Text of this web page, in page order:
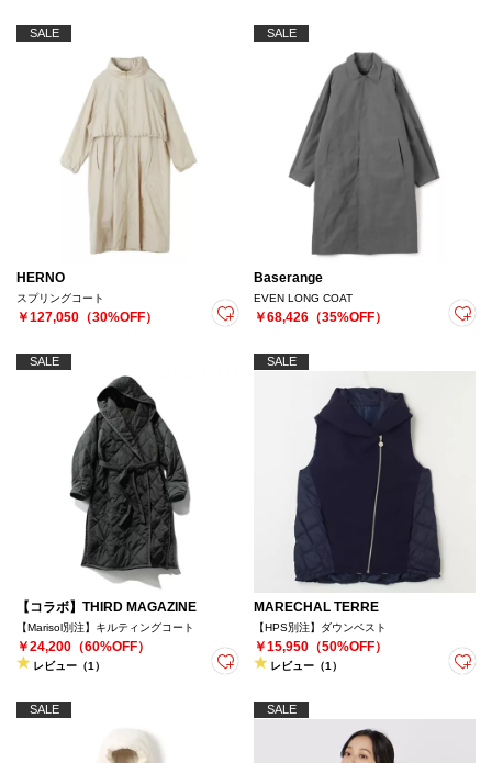
SALE
HERNO
スプリングコート
￥127,050（30%OFF）
SALE
Baserange
EVEN LONG COAT
￥68,426（35%OFF）
SALE
【コラボ】THIRD MAGAZINE
【Marisol別注】キルティングコート
￥24,200（60%OFF）
レビュー（1）
SALE
MARECHAL TERRE
【HPS別注】ダウンベスト
￥15,950（50%OFF）
レビュー（1）
SALE SALE